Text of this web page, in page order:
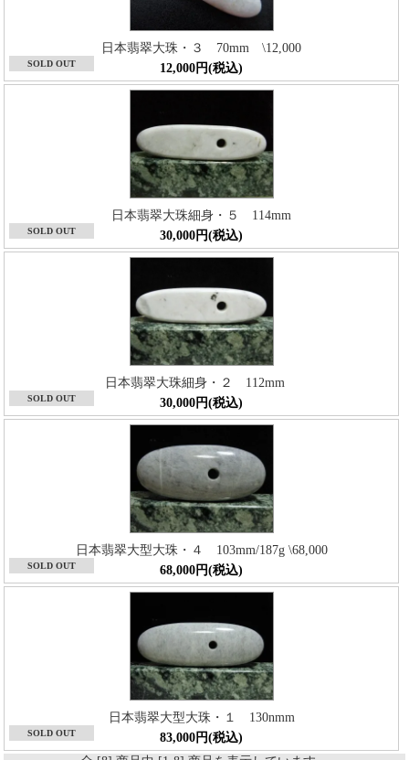
日本翡翠大珠・３ 70mm \12,000
12,000円(税込)
SOLD OUT
日本翡翠大珠細身・５ 114mm
30,000円(税込)
SOLD OUT
日本翡翠大珠細身・２ 112mm
30,000円(税込)
SOLD OUT
日本翡翠大型大珠・４ 103mm/187g \68,000
68,000円(税込)
SOLD OUT
日本翡翠大型大珠・１ 130nmm
83,000円(税込)
SOLD OUT